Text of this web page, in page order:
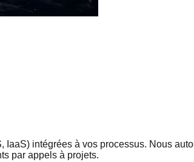
intégrées à vos processus. Nous
par appels à projets.